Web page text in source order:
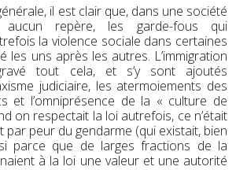
il est clair que, dans une société
repère, les garde-fous qui
la violence sociale dans certaines
les uns après les autres. L’immigration
tout cela, et s’y sont ajoutés
judiciaire, les atermoiements des
et l’omniprésence de la « culture de
on respectait la loi autrefois, ce n’était
par peur du gendarme (qui existait, bien
parce que de larges fractions de la
à la loi une valeur et une autorité